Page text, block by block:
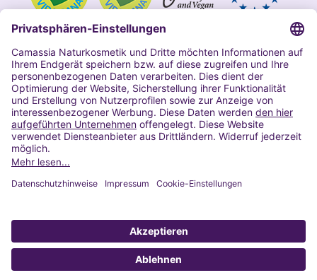
Impressum
Allgemeine Geschäftsbedingungen
Datenschutzerklärung Camassia
Widerrufsbelehrung
Copyright 2020 | Alle Rechte vorbehalten